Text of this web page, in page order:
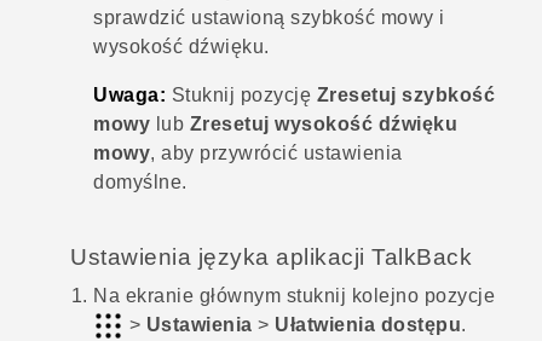
sprawdzić ustawioną szybkość mowy i
wysokość dźwięku.
Uwaga: Stuknij pozycję Zresetuj szybkość
mowy lub Zresetuj wysokość dźwięku
mowy, aby przywrócić ustawienia
domyślne.
Ustawienia języka aplikacji TalkBack
Na ekranie głównym stuknij kolejno pozycje
> Ustawienia > Ułatwienia dostępu.